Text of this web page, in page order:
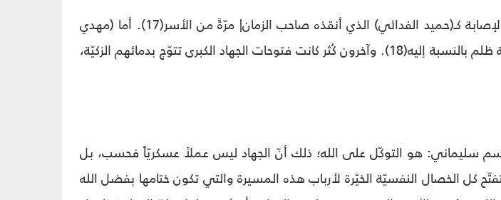
وثمّة مَن لم يرضَ بمغادرة ساحة الجهاد رغم الإصابة كـ(حميد الفدائي) الذي أنقذه صاحب الزمان| مرّةً من الأسر(17). أما (مهدي
زندي) فأثار خجل الحاج؛ لأنّ تكريمه له كان بمثابة ظلم بالنسبة إليه(18). وآخرون كُثر كانت فتوحات الجهاد الكبرى تتوّج بدمائهم الزكيّة،
سليماني: هو التوكّل على الله؛ ذلك أنّ الجهاد ليس عملاً عسكريّاً فحسب، بل
كل الخصال النفسيّة الخيّرة لأرباب هذه المسيرة والتي تكون ختامها بفضل الله